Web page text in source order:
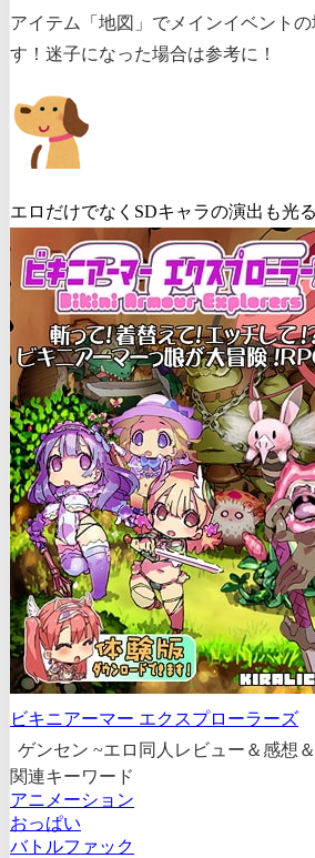
アイテム「地図」でメインイベント
す！迷子になった場合は参考に！
エロだけでなくSDキャラの演出も光
ビキニアーマー エクスプローラーズ
ゲンセン ~エロ同人レビュー＆感想
関連キーワード
アニメーション
おっぱい
バトルファック